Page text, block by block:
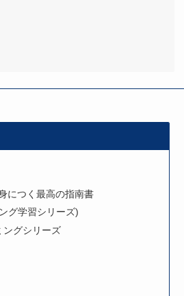
につく最高の指南書
グ学習シリーズ)
ングシリーズ